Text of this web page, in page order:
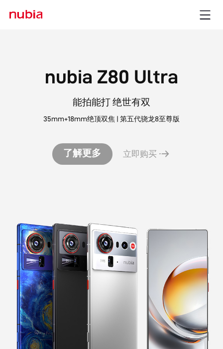
nubia Z80 Ultra
能拍能打 绝世有双
35mm+18mm绝顶双焦 | 第五代骁龙8至尊版
了解更多 立即购买